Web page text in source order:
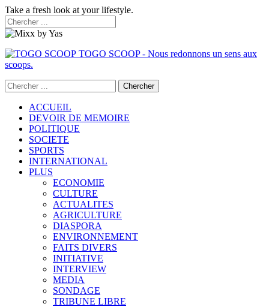
Take a fresh look at your lifestyle.
TOGO SCOOP - Nous redonnons un sens aux
scoops.
ACCUEIL
DEVOIR DE MEMOIRE
POLITIQUE
SOCIETE
SPORTS
INTERNATIONAL
PLUS
ECONOMIE
CULTURE
ACTUALITES
AGRICULTURE
DIASPORA
ENVIRONNEMENT
FAITS DIVERS
INITIATIVE
INTERVIEW
MEDIA
SONDAGE
TRIBUNE LIBRE